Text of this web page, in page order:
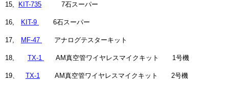
15, KIT-735 7石スーパー
16, KIT-9 6石スーパー
17, MF-47 アナログテスターキット
18, TX-1 AM真空管ワイヤレスマイクキット 1号機
19、 TX-1 AM真空管ワイヤレスマイクキット 2号機